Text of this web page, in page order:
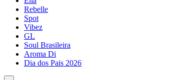
Rebelle
Spot
Vibez
GL
Soul Brasileira
Aroma Di
Dia dos Pais 2026